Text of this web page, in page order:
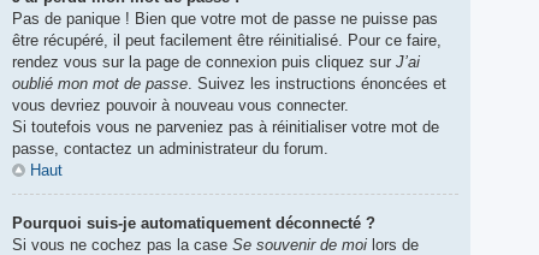
Pas de panique ! Bien que votre mot de passe ne puisse pas
être récupéré, il peut facilement être réinitialisé. Pour ce faire,
rendez vous sur la page de connexion puis cliquez sur J’ai
oublié mon mot de passe. Suivez les instructions énoncées et
vous devriez pouvoir à nouveau vous connecter.
Si toutefois vous ne parveniez pas à réinitialiser votre mot de
passe, contactez un administrateur du forum.
Haut
Pourquoi suis-je automatiquement déconnecté ?
Si vous ne cochez pas la case Se souvenir de moi lors de